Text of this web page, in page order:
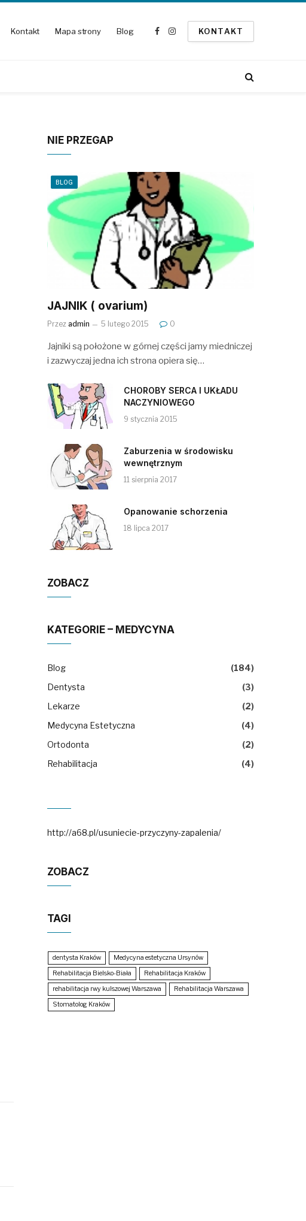
Kontakt Mapa strony Blog
Facebook
Instagram
KONTAKT
NIE PRZEGAP
BLOG
JAJNIK ( ovarium)
Przez admin 5 lutego 2015 0
Jajniki są położone w górnej części jamy miedniczej
i zazwyczaj jedna ich strona opiera się…
CHOROBY SERCA I UKŁADU
NACZYNIOWEGO
9 stycznia 2015
Zaburzenia w środowisku
wewnętrznym
11 sierpnia 2017
Opanowanie schorzenia
18 lipca 2017
ZOBACZ
KATEGORIE – MEDYCYNA
Blog
(184)
Dentysta
(3)
Lekarze
(2)
Medycyna Estetyczna
(4)
Ortodonta
(2)
Rehabilitacja
(4)
http://a68.pl/usuniecie-przyczyny-zapalenia/
ZOBACZ
TAGI
dentysta Kraków
Medycyna estetyczna Ursynów
Rehabilitacja Bielsko-Biała
Rehabilitacja Kraków
rehabilitacja rwy kulszowej Warszawa
Rehabilitacja Warszawa
Stomatolog Kraków